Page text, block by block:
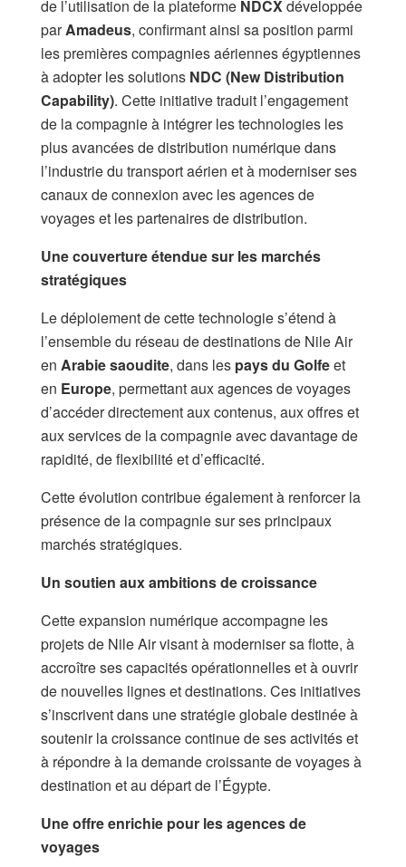
de l’utilisation de la plateforme NDCXdéveloppée
parAmadeus, confirmant ainsi sa position parmi
les premières compagnies aériennes égyptiennes
à adopter les solutions NDC (New Distribution
Capability). Cette initiative traduit l’engagement
de la compagnie à intégrer les technologies les
plus avancées de distribution numérique dans
l’industrie du transport aérien et à moderniser ses
canaux de connexion avec les agences de
voyages et les partenaires de distribution.
Une couverture étendue sur les marchés
stratégiques
Le déploiement de cette technologie s’étend à
l’ensemble du réseau de destinations de Nile Air
en Arabie saoudite, dans les pays du Golfeet
en Europe, permettant aux agences de voyages
d’accéder directement aux contenus, aux offres et
aux services de la compagnie avec davantage de
rapidité, de flexibilité et d’efficacité.
Cette évolution contribue également à renforcer la
présence de la compagnie sur ses principaux
marchés stratégiques.
Un soutien aux ambitions de croissance
Cette expansion numérique accompagne les
projets de Nile Air visant à moderniser sa flotte, à
accroître ses capacités opérationnelles et à ouvrir
de nouvelles lignes et destinations. Ces initiatives
s’inscrivent dans une stratégie globale destinée à
soutenir la croissance continue de ses activités et
à répondre à la demande croissante de voyages à
destination et au départ de l’Égypte.
Une offre enrichie pour les agences de
voyages